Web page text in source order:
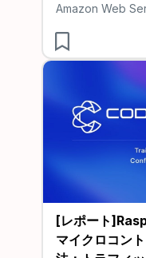
Amazon Web
[レポート
マイクロコン